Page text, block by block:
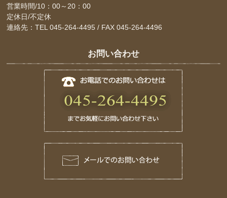
営業時間/10：00～20：00
定休日/不定休
連絡先：TEL 045-264-4495 / FAX 045-264-4496
お問い合わせ